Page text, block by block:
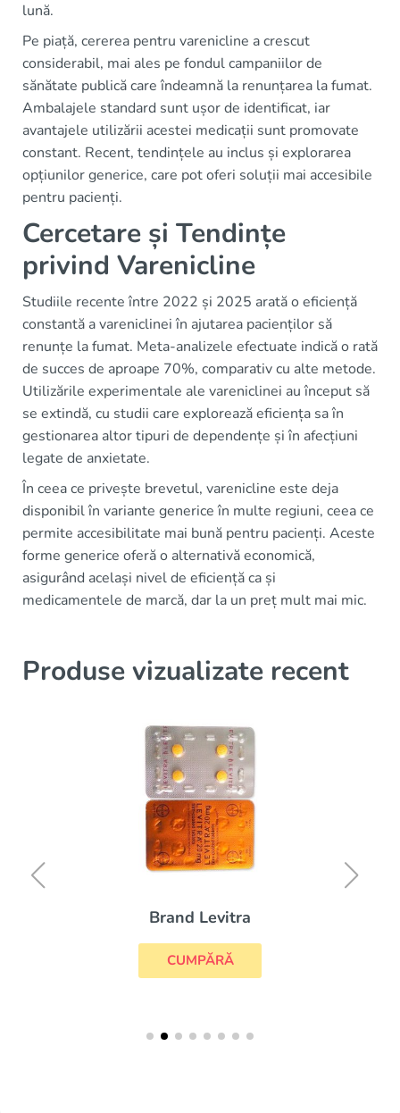
lună.
Pe piață, cererea pentru varenicline a crescut
considerabil, mai ales pe fondul campaniilor de
sănătate publică care îndeamnă la renunțarea la fumat.
Ambalajele standard sunt ușor de identificat, iar
avantajele utilizării acestei medicații sunt promovate
constant. Recent, tendințele au inclus și explorarea
opțiunilor generice, care pot oferi soluții mai accesibile
pentru pacienți.
Cercetare și Tendințe
privind Varenicline
Studiile recente între 2022 și 2025 arată o eficiență
constantă a vareniclinei în ajutarea pacienților să
renunțe la fumat. Meta-analizele efectuate indică o rată
de succes de aproape 70%, comparativ cu alte metode.
Utilizările experimentale ale vareniclinei au început să
se extindă, cu studii care explorează eficiența sa în
gestionarea altor tipuri de dependențe și în afecțiuni
legate de anxietate.
În ceea ce privește brevetul, varenicline este deja
disponibil în variante generice în multe regiuni, ceea ce
permite accesibilitate mai bună pentru pacienți. Aceste
forme generice oferă o alternativă economică,
asigurând același nivel de eficiență ca și
medicamentele de marcă, dar la un preț mult mai mic.
Produse vizualizate recent
Brand Levitra
CUMPĂRĂ